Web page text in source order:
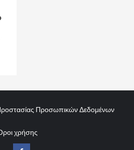
Προσωπικών Δεδομένων
χρήσης